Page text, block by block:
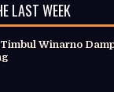
LAST WEEK
Winarno